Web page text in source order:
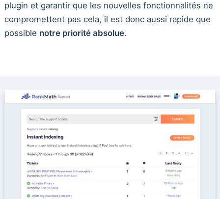
plugin et garantir que les nouvelles fonctionnalités ne
compromettent pas cela, il est donc aussi rapide que
possible notre priorité absolue.